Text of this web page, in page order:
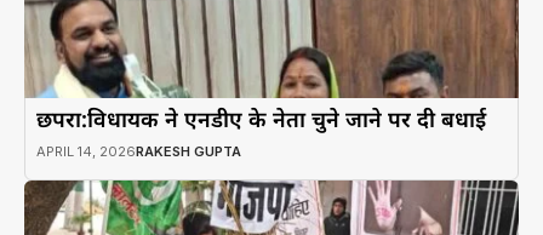
छपरा:विधायक ने एनडीए के नेता चुने जाने पर दी बधाई
APRIL 14, 2026RAKESH GUPTA